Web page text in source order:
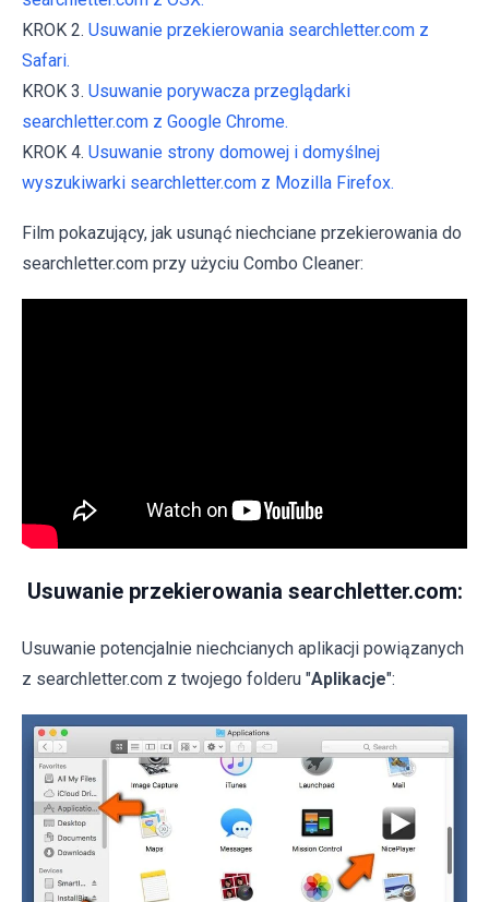
KROK 2. Usuwanie przekierowania searchletter.com z
Safari.
KROK 3. Usuwanie porywacza przeglądarki
searchletter.com z Google Chrome.
KROK 4. Usuwanie strony domowej i domyślnej
wyszukiwarki searchletter.com z Mozilla Firefox.
Film pokazujący, jak usunąć niechciane przekierowania do
searchletter.com przy użyciu Combo Cleaner:
Usuwanie przekierowania searchletter.com:
Usuwanie potencjalnie niechcianych aplikacji powiązanych
z searchletter.com z twojego folderu "Aplikacje":